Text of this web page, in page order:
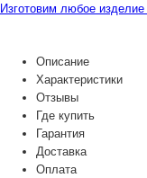
Изготовим любое изделие
Описание
Характеристики
Отзывы
Где купить
Гарантия
Доставка
Оплата